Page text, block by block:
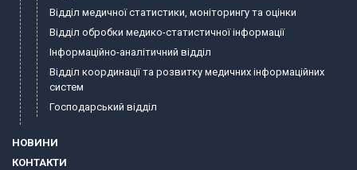
Відділ медичної статистики, моніторингу та оцінки
Відділ обробки медико-статистичної інформації
Інформаційно-аналітичний відділ
Відділ координації та розвитку медичних інформаційних
систем
Господарський відділ
НОВИНИ
КОНТАКТИ